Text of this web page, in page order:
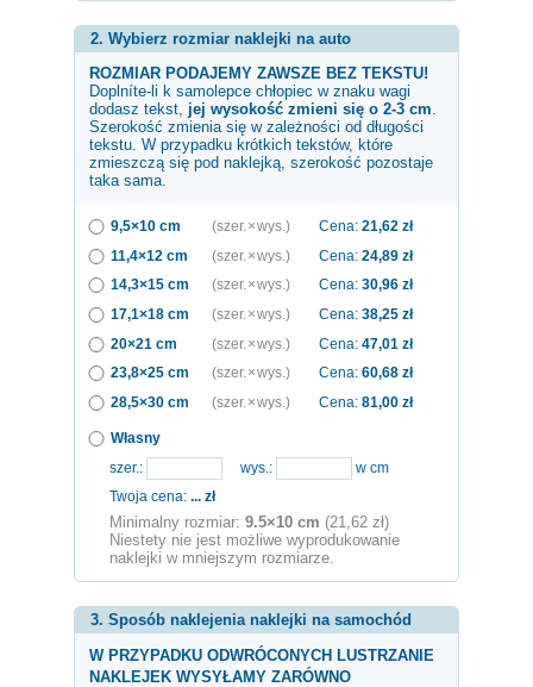
2. Wybierz rozmiar naklejki na auto
ROZMIAR PODAJEMY ZAWSZE BEZ TEKSTU!
Doplníte-li k samolepce chłopiec w znaku wagi
dodasz tekst, jej wysokość zmieni się o 2-3 cm
Szerokość zmienia się w zależności od długości
tekstu. W przypadku krótkich tekstów, które
zmieszczą się pod naklejką, szerokość pozostaje
taka sama.
9,5×10 cm (szer. × wys.) Cena: 21,62 zł
11,4×12 cm
(szer. × wys.) Cena: 24,89 zł
14,3×15 cm
(szer. × wys.) Cena: 30,96 zł
17,1×18 cm
(szer. × wys.) Cena: 38,25 zł
20×21 cm
(szer. × wys.) Cena: 47,01 zł
23,8×25 cm
(szer. × wys.) Cena: 60,68 zł
28,5×30 cm
(szer. × wys.) Cena: 81,00 zł
Własny
szer.:
wys.:
w cm
Twoja cena: ... zł
Minimalny rozmiar: 9.5×10 cm (21,62 zł)
Niestety nie jest możliwe wyprodukowanie
naklejki w mniejszym rozmiarze.
3. Sposób naklejenia naklejki na samochód
W PRZYPADKU ODWRÓCONYCH LUSTRZANIE
NAKLEJEK WYSYŁAMY ZARÓWNO